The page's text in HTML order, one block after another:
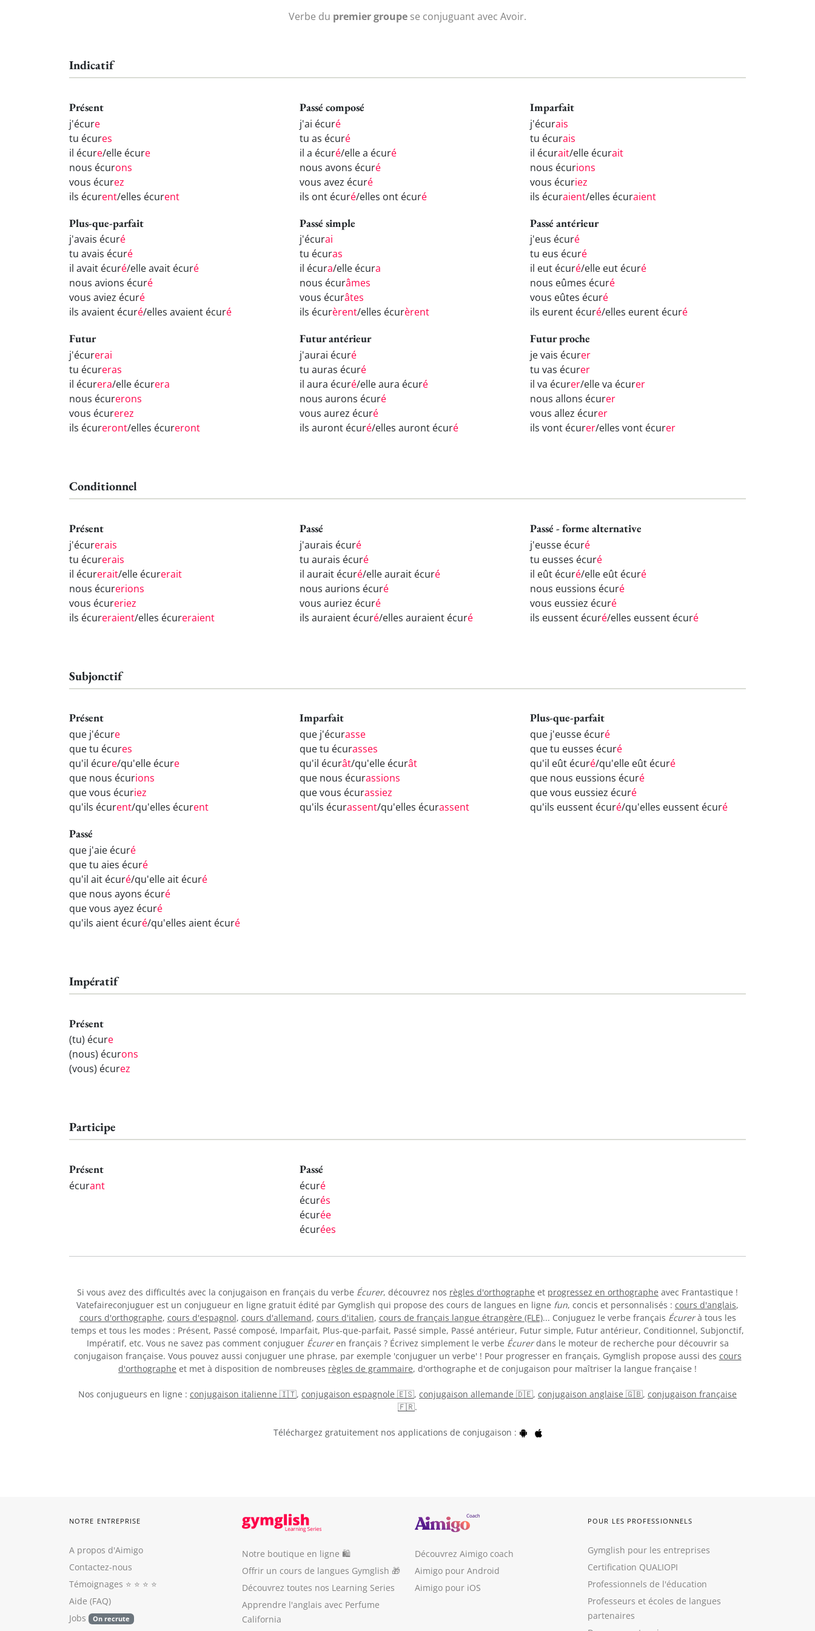
Verbe du premier groupe se conjuguant avec Avoir.
Indicatif
Présent
j'écure
tu écures
il écure/elle écure
nous écurons
vous écurez
ils écurent/elles écurent
Passé composé
j'ai écuré
tu as écuré
il a écuré/elle a écuré
nous avons écuré
vous avez écuré
ils ont écuré/elles ont écuré
Imparfait
j'écurais
tu écurais
il écurait/elle écurait
nous écurions
vous écuriez
ils écuraient/elles écuraient
Plus-que-parfait
j'avais écuré
tu avais écuré
il avait écuré/elle avait écuré
nous avions écuré
vous aviez écuré
ils avaient écuré/elles avaient écuré
Passé simple
j'écurai
tu écuras
il écura/elle écura
nous écurâmes
vous écurâtes
ils écurèrent/elles écurèrent
Passé antérieur
j'eus écuré
tu eus écuré
il eut écuré/elle eut écuré
nous eûmes écuré
vous eûtes écuré
ils eurent écuré/elles eurent écuré
Futur
j'écurerai
tu écureras
il écurera/elle écurera
nous écurerons
vous écurerez
ils écureront/elles écureront
Futur antérieur
j'aurai écuré
tu auras écuré
il aura écuré/elle aura écuré
nous aurons écuré
vous aurez écuré
ils auront écuré/elles auront écuré
Futur proche
je vais écurer
tu vas écurer
il va écurer/elle va écurer
nous allons écurer
vous allez écurer
ils vont écurer/elles vont écurer
Conditionnel
Présent
j'écurerais
tu écurerais
il écurerait/elle écurerait
nous écurerions
vous écureriez
ils écureraient/elles écureraient
Passé
j'aurais écuré
tu aurais écuré
il aurait écuré/elle aurait écuré
nous aurions écuré
vous auriez écuré
ils auraient écuré/elles auraient écuré
Passé - forme alternative
j'eusse écuré
tu eusses écuré
il eût écuré/elle eût écuré
nous eussions écuré
vous eussiez écuré
ils eussent écuré/elles eussent écuré
Subjonctif
Présent
que j'écure
que tu écures
qu'il écure/qu'elle écure
que nous écurions
que vous écuriez
qu'ils écurent/qu'elles écurent
Imparfait
que j'écurasse
que tu écurasses
qu'il écurât/qu'elle écurât
que nous écurassions
que vous écurassiez
qu'ils écurassent/qu'elles écurassent
Plus-que-parfait
que j'eusse écuré
que tu eusses écuré
qu'il eût écuré/qu'elle eût écuré
que nous eussions écuré
que vous eussiez écuré
qu'ils eussent écuré/qu'elles eussent écuré
Passé
que j'aie écuré
que tu aies écuré
qu'il ait écuré/qu'elle ait écuré
que nous ayons écuré
que vous ayez écuré
qu'ils aient écuré/qu'elles aient écuré
Impératif
Présent
(tu) écure
(nous) écurons
(vous) écurez
Participe
Présent
écurant
Passé
écuré
écurés
écurée
écurées
Si vous avez des difficultés avec la conjugaison en français du verbe Écurer, découvrez nos règles d'orthographe et progressez en orthographe avec Frantastique !
Vatefaireconjuguer est un conjugueur en ligne gratuit édité par Gymglish qui propose des cours de langues en ligne fun, concis et personnalisés : cours d'anglais,
cours d'orthographe, cours d'espagnol, cours d'allemand, cours d'italien, cours de français langue étrangère (FLE)... Conjuguez le verbe français Écurerà tous les
temps et tous les modes : Présent, Passé composé, Imparfait, Plus-que-parfait, Passé simple, Passé antérieur, Futur simple, Futur antérieur, Conditionnel, Subjonctif,
Impératif, etc. Vous ne savez pas comment conjuguer Écureren français ? Écrivez simplement le verbe Écurerdans le moteur de recherche pour découvrir sa
conjugaison française. Vous pouvez aussi conjuguer une phrase, par exemple 'conjuguer un verbe' ! Pour progresser en français, Gymglish propose aussi des cours
d'orthographe et met à disposition de nombreuses règles de grammaire, d'orthographe et de conjugaison pour maîtriser la langue française !
Nos conjugueurs en ligne : conjugaison italienne 🇮🇹, conjugaison espagnole 🇪🇸, conjugaison allemande 🇩🇪, conjugaison anglaise 🇬🇧, conjugaison française
🇫🇷.
Téléchargez gratuitement nos applications de conjugaison :
NOTRE ENTREPRISE
A propos d'Aimigo
Contactez-nous
Témoignages ⭐️ ⭐️ ⭐️ ⭐️
Aide (FAQ)
Jobs
On recrute
Notre boutique en ligne 🛍
Offrir un cours de langues Gymglish 🎁
Découvrez toutes nos Learning Series
Apprendre l'anglais avec Perfume
California
Découvrez Aimigo coach
Aimigo pour Android
Aimigo pour iOS
POUR LES PROFESSIONNELS
Gymglish pour les entreprises
Certification QUALIOPI
Professionnels de l'éducation
Professeurs et écoles de langues
partenaires